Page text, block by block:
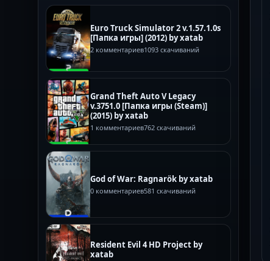
Euro Truck Simulator 2 v.1.57.1.0s
[Папка игры] (2012) by xatab
2 комментариев1093 скачиваний
Grand Theft Auto V Legacy
v.3751.0 [Папка игры (Steam)]
(2015) by xatab
1 комментариев762 скачиваний
God of War: Ragnarök by xatab
0 комментариев581 скачиваний
Resident Evil 4 HD Project by
xatab